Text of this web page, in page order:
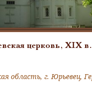
церковь, XIX в.